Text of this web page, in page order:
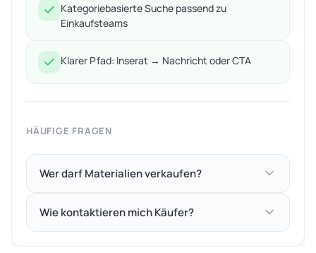
Kategoriebasierte Suche passend zu
Einkaufsteams
Klarer Pfad: Inserat → Nachricht oder CTA
HÄUFIGE FRAGEN
Wer darf Materialien verkaufen?
Wie kontaktieren mich Käufer?